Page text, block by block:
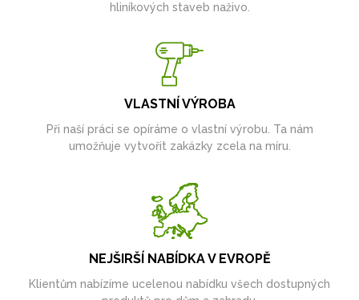
hliníkových staveb naživo.
VLASTNÍ VÝROBA
Při naší práci se opíráme o vlastní výrobu. Ta nám
umožňuje vytvořit zakázky zcela na míru.
NEJŠIRŠÍ NABÍDKA V EVROPĚ
Klientům nabízíme ucelenou nabídku všech dostupných